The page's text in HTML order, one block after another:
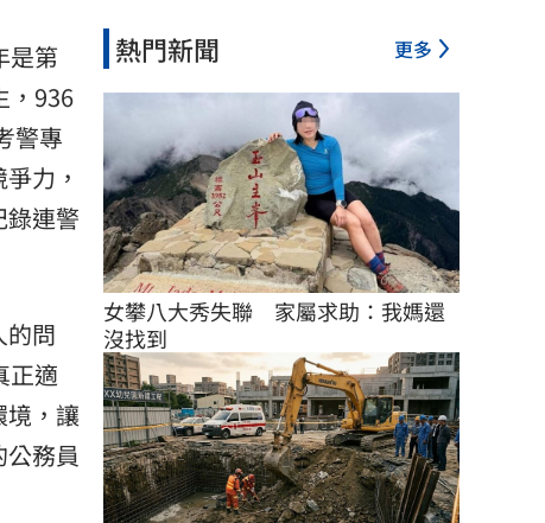
是第
，936
警專
力，
連警
的問
正適
境，讓
務員
熱門新聞 更多
女攀八大秀失聯　家屬求助：我媽還
沒找到